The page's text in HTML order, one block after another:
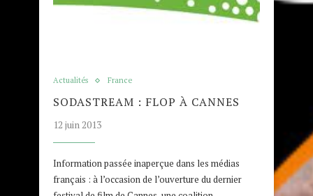
Actualités France
SODASTREAM : FLOP À CANNES
12 juin 2013
Information passée inaperçue dans les médias
français : à l’occasion de l’ouverture du dernier